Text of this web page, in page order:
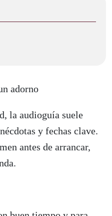
adorno
la audioguía suele
y fechas clave.
antes de arrancar,